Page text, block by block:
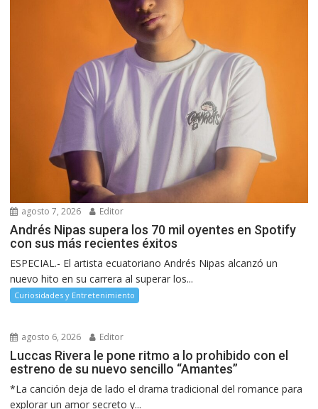
agosto 7, 2026 Editor
Andrés Nipas supera los 70 mil oyentes en Spotify
con sus más recientes éxitos
ESPECIAL.- El artista ecuatoriano Andrés Nipas alcanzó un
nuevo hito en su carrera al superar los...
Curiosidades y Entretenimiento
agosto 6, 2026 Editor
Luccas Rivera le pone ritmo a lo prohibido con el
estreno de su nuevo sencillo “Amantes”
*La canción deja de lado el drama tradicional del romance para
explorar un amor secreto y...